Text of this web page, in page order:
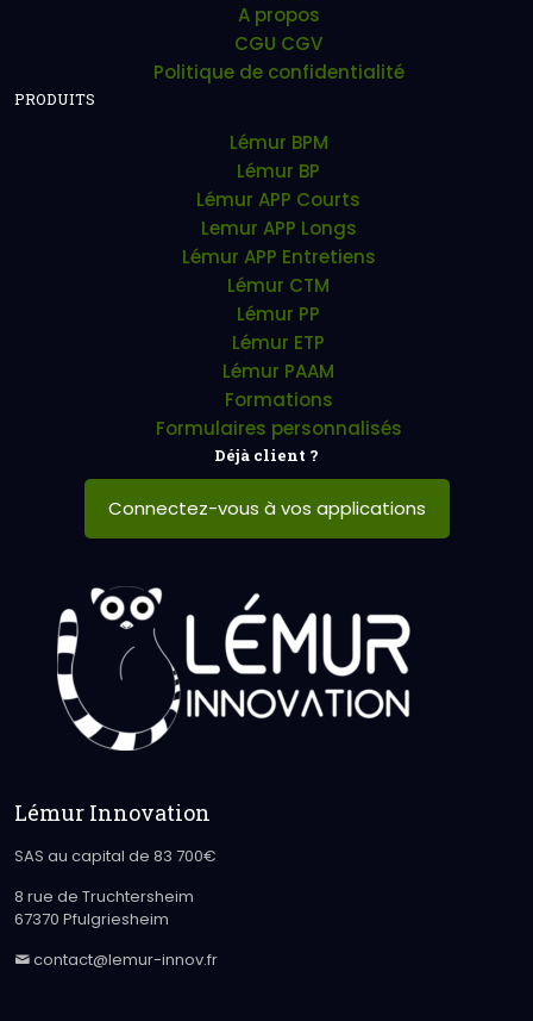
A propos
CGU CGV
Politique de confidentialité
PRODUITS
Lémur BPM
Lémur BP
Lémur APP Courts
Lemur APP Longs
Lémur APP Entretiens
Lémur CTM
Lémur PP
Lémur ETP
Lémur PAAM
Formations
Formulaires personnalisés
Déjà client ?
Connectez-vous à vos applications
Lémur Innovation
SAS au capital de 83 700€
8 rue de Truchtersheim
67370 Pfulgriesheim
contact@lemur-innov.fr